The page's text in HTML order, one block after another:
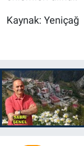
Kaynak: Yeniçağ